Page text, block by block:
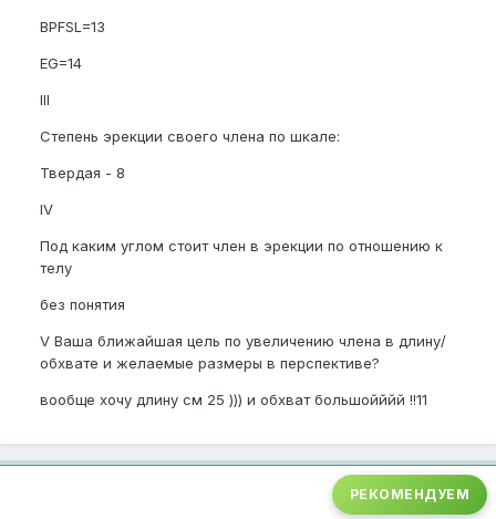
BPFSL=13
EG=14
III
Степень эрекции своего члена по шкале:
Твердая - 8
IV
Под каким углом стоит член в эрекции по отношению к
телу
без понятия
V Ваша ближайшая цель по увеличению члена в длину/
обхвате и желаемые размеры в перспективе?
вообще хочу длину см 25 ))) и обхват большойййй !!11
РЕКОМЕНДУЕМ